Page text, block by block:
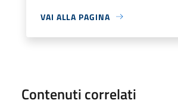
VAI ALLA PAGINA
Contenuti correlati